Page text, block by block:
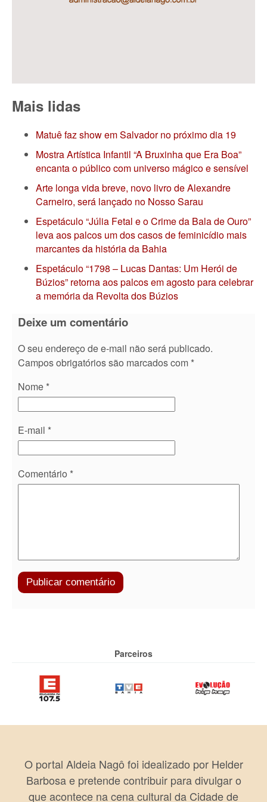
Mais lidas
Matuê faz show em Salvador no próximo dia 19
Mostra Artística Infantil “A Bruxinha que Era Boa”
encanta o público com universo mágico e sensível
Arte longa vida breve, novo livro de Alexandre
Carneiro, será lançado no Nosso Sarau
Espetáculo “Júlia Fetal e o Crime da Bala de Ouro”
leva aos palcos um dos casos de feminicídio mais
marcantes da história da Bahia
Espetáculo “1798 – Lucas Dantas: Um Herói de
Búzios” retorna aos palcos em agosto para celebrar
a memória da Revolta dos Búzios
Deixe um comentário
O seu endereço de e-mail não será publicado.
Campos obrigatórios são marcados com *
Nome *
E-mail *
Comentário *
Parceiros
O portal Aldeia Nagô foi idealizado por Helder
Barbosa e pretende contribuir para divulgar o
que acontece na cena cultural da Cidade de